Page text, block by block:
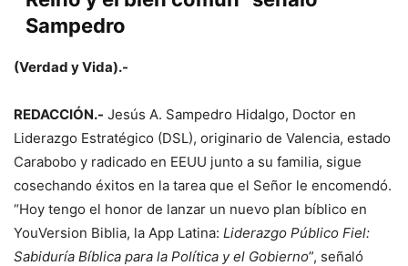
Sampedro
(Verdad y Vida).-
REDACCIÓN.- Jesús A. Sampedro Hidalgo, Doctor en
Liderazgo Estratégico (DSL), originario de Valencia, estado
Carabobo y radicado en EEUU junto a su familia, sigue
cosechando éxitos en la tarea que el Señor le encomendó.
“Hoy tengo el honor de lanzar un nuevo plan bíblico en
YouVersion Biblia, la App Latina: Liderazgo Público Fiel:
Sabiduría Bíblica para la Política y el Gobierno”, señaló